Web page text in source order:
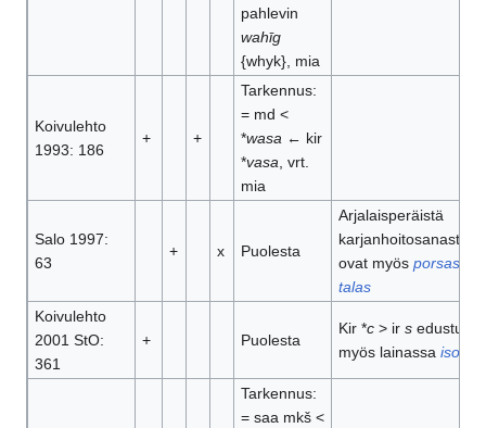
pahlevin
wahīg
{whyk}, mia
Koivulehto
1993: 186
+ +
Tarkennus:
= md <
*wasa ← kir
*vasa , vrt.
mia
Salo 1997:
63
+ x Puolesta
Arjalaisperäistä
karjanhoitosanastoa
ovat myös porsas
talas
Koivulehto
2001 StO:
361
+ Puolesta
Kir *c> ir sedustuu
myös lainassa isota
Tarkennus:
= saa mkš <